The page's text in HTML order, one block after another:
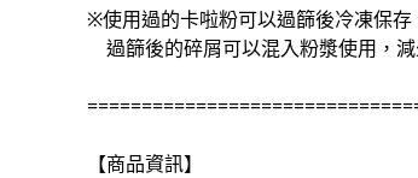
※使用過的卡啦粉可以過篩後冷凍保存
過篩後的碎屑可以混入粉漿使用，減
【商品資訊】